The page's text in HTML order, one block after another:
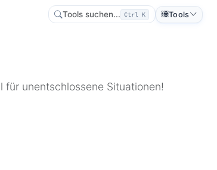
Tools suchen... Ctrl K Tools
unentschlossene Situationen!